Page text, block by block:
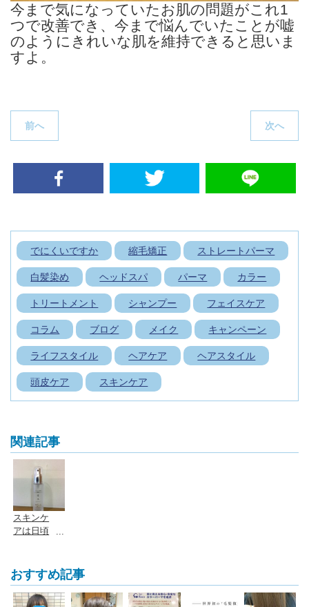
今まで気になっていたお肌の問題がこれ1
つで改善でき、今まで悩んでいたことが嘘
のようにきれいな肌を維持できると思いま
すよ。
ナ
ビ前へ
v
i
o
p
o
s
t
次へ
でにくいですか
縮毛矯正 ストレートパーマ
白髪染め ヘッドスパ パーマ カラー
トリートメント シャンプー フェイスケア
コラム ブログ メイク キャンペーン
ライフスタイル ヘアケア ヘアスタイル
頭皮ケア スキンケア
関連記事
スキンケ
アは日頃
です
よ！ /
広島市安
おすすめ記事